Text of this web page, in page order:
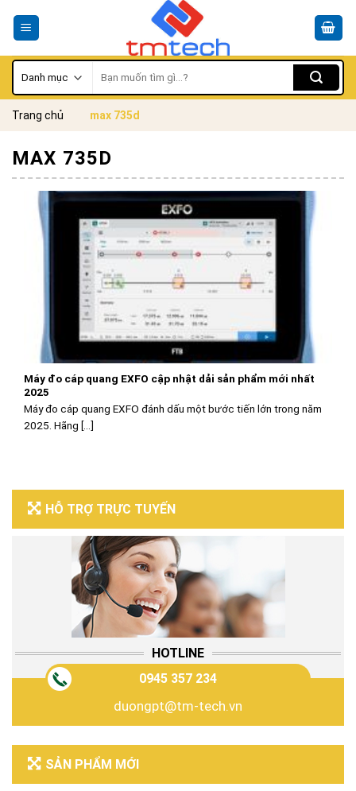
kiếm:
Trang chủ max 735d
HỖ TRỢ TRỰC TUYẾN
HOTLINE
0945 357 234
duongpt@tm-tech.vn
SẢN PHẨM MỚI
MAX 735D
Máy đo cáp quang EXFO cập nhật dải sản phẩm mới nhất
2025
Máy đo cáp quang EXFO đánh dấu một bước tiến lớn trong năm
2025. Hãng [...]